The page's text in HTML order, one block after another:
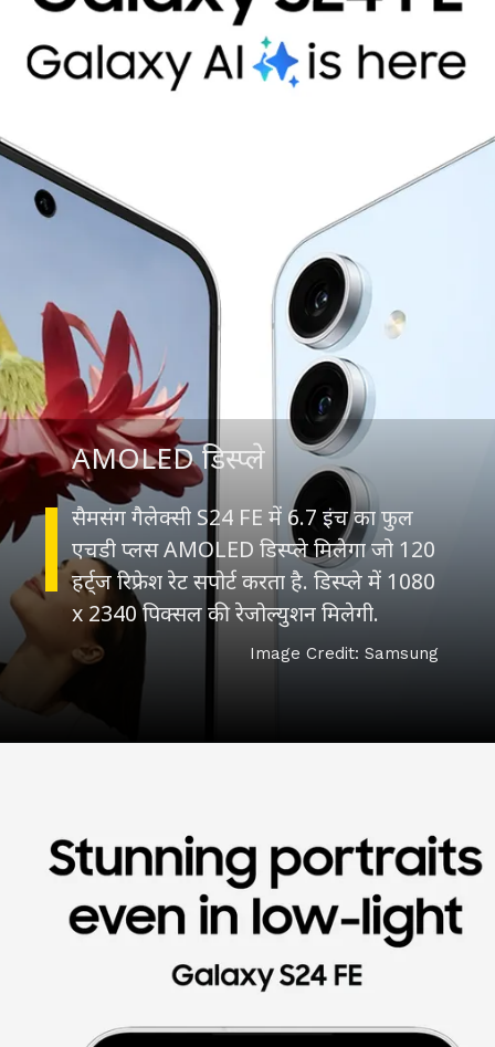
सैमसंग गैलेक्सी S24 FE में 6.7 इंच का फुल
एचडी प्लस AMOLED डिस्प्ले मिलेगा जो 120
हर्ट्ज रिफ्रेश रेट सपोर्ट करता है. डिस्प्ले में 1080
x 2340 पिक्सल की रेजोल्युशन मिलेगी.
AMOLED डिस्प्ले
Image Credit: Samsung